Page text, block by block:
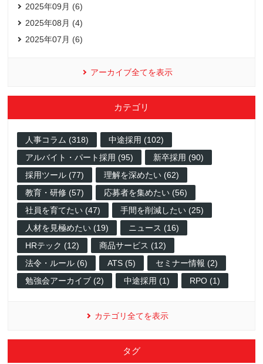
2025年09月 (6)
2025年08月 (4)
2025年07月 (6)
アーカイブ全てを表示
カテゴリ
人事コラム (318)
中途採用 (102)
アルバイト・パート採用 (95)
新卒採用 (90)
採用ツール (77)
理解を深めたい (62)
教育・研修 (57)
応募者を集めたい (56)
社員を育てたい (47)
手間を削減したい (25)
人材を見極めたい (19)
ニュース (16)
HRテック (12)
商品サービス (12)
法令・ルール (6)
ATS (5)
セミナー情報 (2)
勉強会アーカイブ (2)
中途採用 (1) RPO (1)
カテゴリ全てを表示
タグ